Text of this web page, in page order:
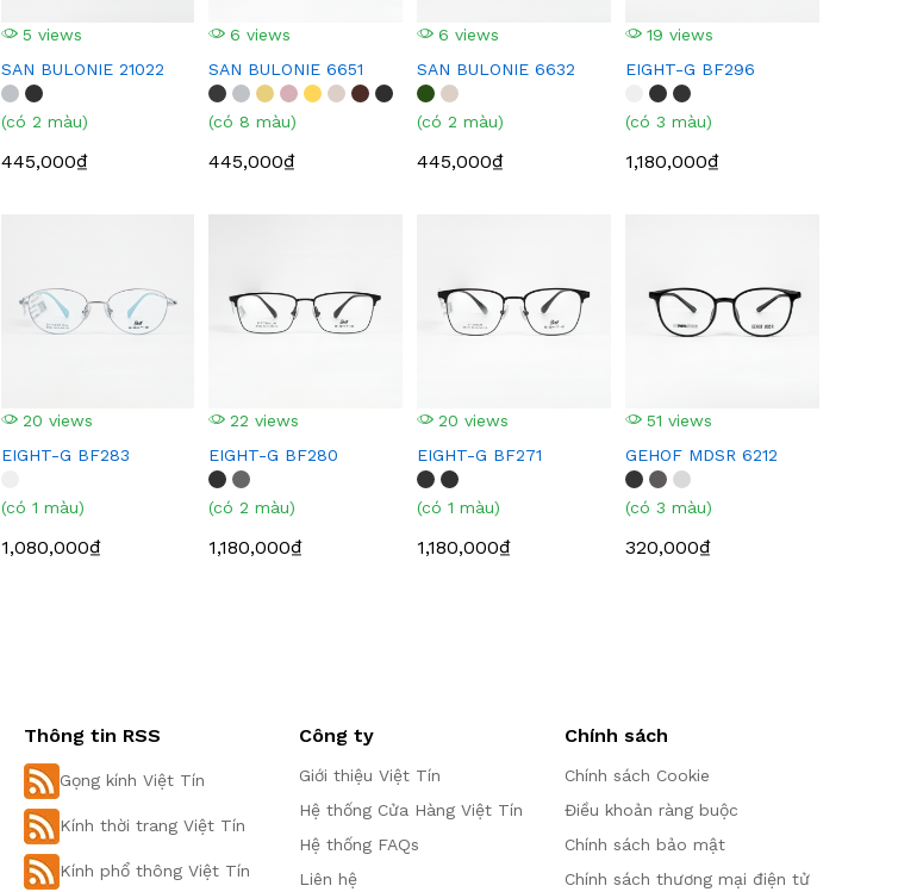
5 views
SAN BULONIE 21022
(có 2 màu)
445,000₫
6 views
SAN BULONIE 6651
(có 8 màu)
445,000₫
6 views
SAN BULONIE 6632
(có 2 màu)
445,000₫
19 views
EIGHT-G BF296
(có 3 màu)
1,180,000₫
20 views
EIGHT-G BF283
(có 1 màu)
1,080,000₫
22 views
EIGHT-G BF280
(có 2 màu)
1,180,000₫
20 views
EIGHT-G BF271
(có 1 màu)
1,180,000₫
51 views
GEHOF MDSR 6212
(có 3 màu)
320,000₫
Thông tin RSS
Gọng kính Việt Tín
Kính thời trang Việt Tín
Kính phổ thông Việt Tín
Công ty
Giới thiệu Việt Tín
Hệ thống Cửa Hàng Việt Tín
Hệ thống FAQs
Liên hệ
Chính sách
Chính sách Cookie
Điều khoản ràng buộc
Chính sách bảo mật
Chính sách thương mại điện tử